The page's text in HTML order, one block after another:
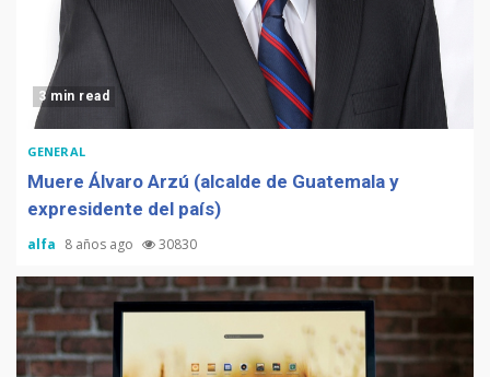
3 min read
GENERAL
Muere Álvaro Arzú (alcalde de Guatemala y
expresidente del país)
alfa 8 años ago 30830